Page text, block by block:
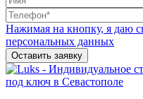
Нажимая на кнопку, я даю
персональных данных